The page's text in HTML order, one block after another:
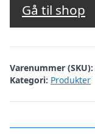
Gå til shop
Varenummer (SKU):
Kategori: Produkter